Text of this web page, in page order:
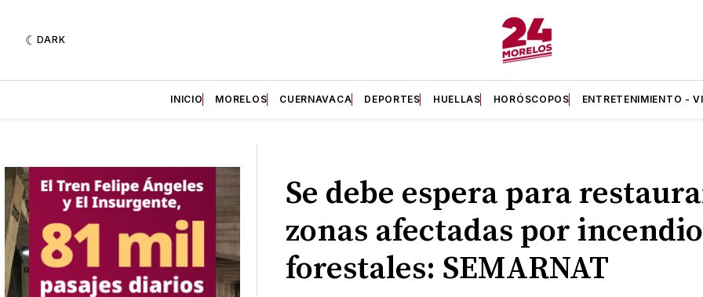
DARK
INICIO MORELOS CUERNAVACA DEPORTES HUELLAS HORÓSCOPOS ENTRETENIMIENTO -
Se debe espera para
zonas afectadas por
forestales: SEMARNAT